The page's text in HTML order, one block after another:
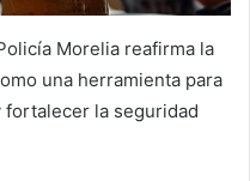
Morelia reafirma la
una herramienta para
fortalecer la seguridad